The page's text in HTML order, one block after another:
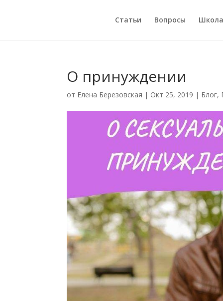
Статьи Вопросы Школа
О принуждении
от Елена Березовская | Окт 25, 2019 | Блог,